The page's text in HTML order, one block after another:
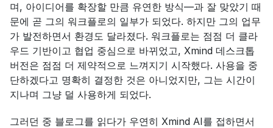
며, 아이디어를 확장할 만큼 유연한 방식—과 잘 맞았기 때
문에 곧 그의 워크플로의 일부가 되었다. 하지만 그의 업무
가 발전하면서 환경도 달라졌다. 워크플로는 점점 더 클라
우드 기반이고 협업 중심으로 바뀌었고, Xmind 데스크톱
버전은 점점 더 제약적으로 느껴지기 시작했다. 사용을 중
단하겠다고 명확히 결정한 것은 아니었지만, 그는 시간이
지나며 그냥 덜 사용하게 되었다.
그러던 중 블로그를 읽다가 우연히 Xmind AI를 접하면서